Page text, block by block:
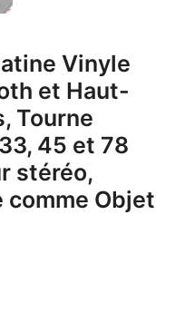
Vinyle
et Haut-
Tourne
45 et 78
stéréo,
comme Objet